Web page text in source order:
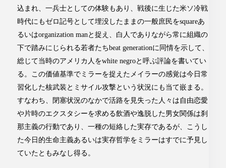
込まれ、一兵士としての体験もあり、戦後に生じた米ソ冷戦
時代にもゼロ記号として埋没したままの一般庶民をsquareあ
るいはorganization manと捉え、白人でありながら常に組織の
下で踏みにじられる若者たちbeat generationに同情を示して、
総じて当時のアメリカ人をwhite negroと呼ぶ評論を書いてい
る。この価値基準でミラーを捉えたメイラーの感覚は今日常
習化した核武装とミサイル攻撃という状況にも当て嵌まる。
すなわち、閉塞状況のなかで活路を見失った人々は自由恋愛
や片時のエクスタシーを求める飲酒や逸脱した男女関係は刹
那主義の行動であり、一種の短絡した実存であるが、こうし
た今日的生命主義あるいは実存哲学をミラーはすでに予見し
ていたともみなし得る。